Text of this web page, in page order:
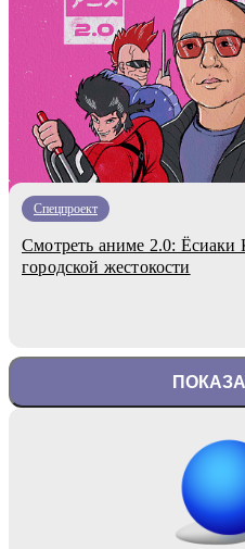
Спецпроект
Смотреть аниме 2.0:
городской жестокости